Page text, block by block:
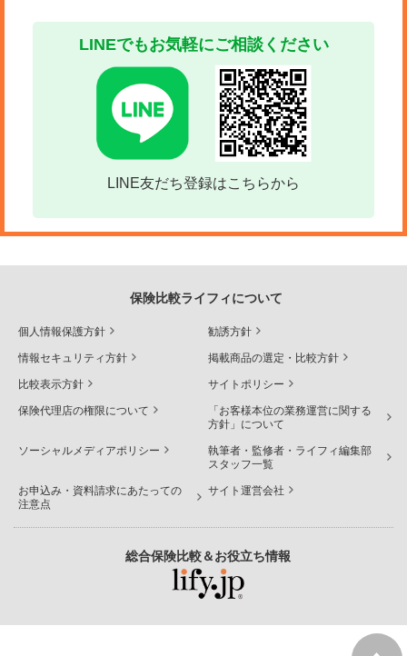
LINEでもお気軽にご相談ください
LINE友だち登録はこちらから
保険比較ライフィについて
個人情報保護方針 勧誘方針
情報セキュリティ方針 掲載商品の選定・比較方針
比較表示方針 サイトポリシー
保険代理店の権限について
「お客様本位の業務運営に関する
方針」について
ソーシャルメディアポリシー
執筆者・監修者・ライフィ編集部
スタッフ一覧
お申込み・資料請求にあたっての
注意点
サイト運営会社
総合保険比較＆お役立ち情報